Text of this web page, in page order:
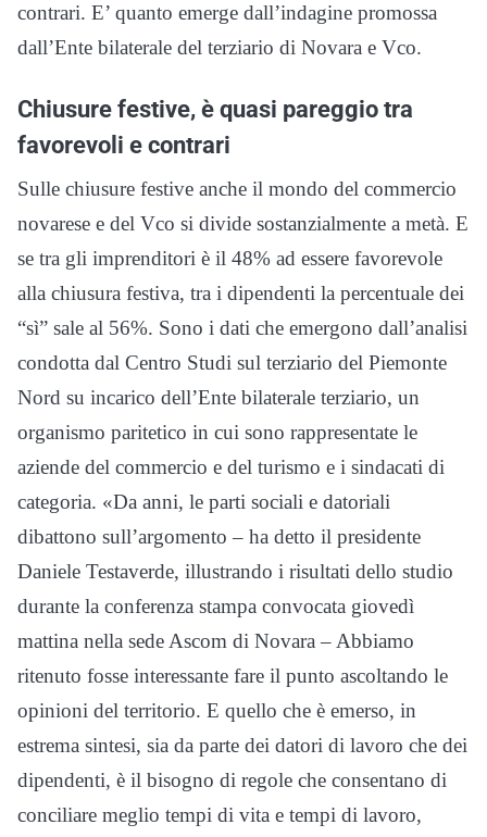
contrari. E’ quanto emerge dall’indagine promossa
dall’Ente bilaterale del terziario di Novara e Vco.
Chiusure festive, è quasi pareggio tra
favorevoli e contrari
Sulle chiusure festive anche il mondo del commercio
novarese e del Vco si divide sostanzialmente a metà. E
se tra gli imprenditori è il 48% ad essere favorevole
alla chiusura festiva, tra i dipendenti la percentuale dei
“sì” sale al 56%. Sono i dati che emergono dall’analisi
condotta dal Centro Studi sul terziario del Piemonte
Nord su incarico dell’Ente bilaterale terziario, un
organismo paritetico in cui sono rappresentate le
aziende del commercio e del turismo e i sindacati di
categoria. «Da anni, le parti sociali e datoriali
dibattono sull’argomento – ha detto il presidente
Daniele Testaverde, illustrando i risultati dello studio
durante la conferenza stampa convocata giovedì
mattina nella sede Ascom di Novara – Abbiamo
ritenuto fosse interessante fare il punto ascoltando le
opinioni del territorio. E quello che è emerso, in
estrema sintesi, sia da parte dei datori di lavoro che dei
dipendenti, è il bisogno di regole che consentano di
conciliare meglio tempi di vita e tempi di lavoro,